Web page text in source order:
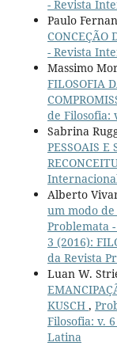
- Revista
Paulo
CONCEÇÃO
- Revista
Massimo
FILOSOFIA
de Filosofia:
Sabrina
PESSOAIS E
Alberto
um modo
Problemata
3 (2016):
da Revista
Luan W.
KUSCH ,
Filosofia: v.
Latina